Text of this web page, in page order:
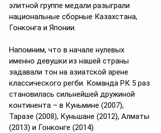
элитной группе медали разыграли
национальные сборные Казахстана,
Гонконга и Японии.
Напомним, что в начале нулевых
именно девушки из нашей страны
задавали тон на азиатской арене
классического регби. Команда РК 5 раз
становилась сильнейшей дружиной
континента – в Куньмине (2007),
Таразе (2008), Куньшане (2012), Алматы
(2013) и Гонконге (2014).